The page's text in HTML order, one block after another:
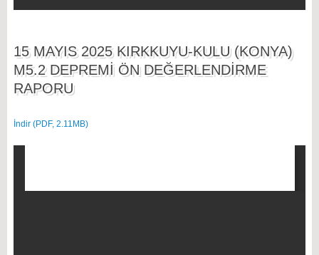
15 MAYIS 2025 KIRKKUYU-KULU (KONYA)
M5.2 DEPREMİ ÖN DEĞERLENDİRME
RAPORU
İndir (PDF, 2.11MB)